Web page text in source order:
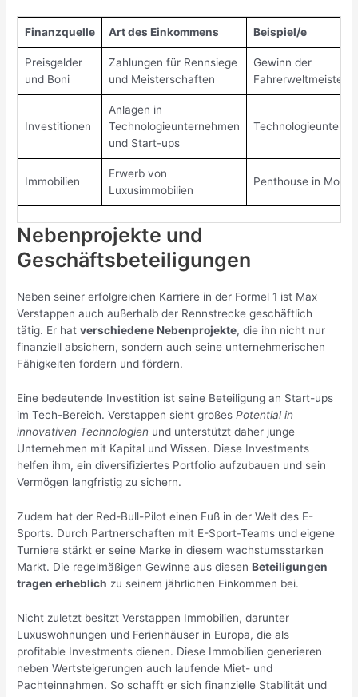
Finanzquelle Art des Einkommens Beispiel/e
Preisgelder
und Boni
Zahlungen für Rennsiege
und Meisterschaften
Gewinn der
Investitionen
Anlagen in
Technologieunternehmen
und Start-ups
Immobilien
Erwerb von
Luxusimmobilien
Penthouse in
Nebenprojekte und
Geschäftsbeteiligungen
Neben seiner erfolgreichen Karriere in der Formel 1 ist Max
Verstappen auch außerhalb der Rennstrecke geschäftlich
tätig. Er hatverschiedene Nebenprojekte, die ihn nicht nur
finanziell absichern, sondern auch seine unternehmerischen
Fähigkeiten fordern und fördern.
Eine bedeutende Investition ist seine Beteiligung an Start-ups
im Tech-Bereich. Verstappen sieht großesPotential in
innovativen Technologien und unterstützt daher junge
Unternehmen mit Kapital und Wissen. Diese Investments
helfen ihm, ein diversifiziertes Portfolio aufzubauen und sein
Vermögen langfristig zu sichern.
Zudem hat der Red-Bull-Pilot einen Fuß in der Welt des E-
Sports. Durch Partnerschaften mit E-Sport-Teams und eigene
Turniere stärkt er seine Marke in diesem wachstumsstarken
Markt. Die regelmäßigen Gewinne aus diesenBeteiligungen
tragen erheblich zu seinem jährlichen Einkommen bei.
Nicht zuletzt besitzt Verstappen Immobilien, darunter
Luxuswohnungen und Ferienhäuser in Europa, die als
profitable Investments dienen. Diese Immobilien generieren
neben Wertsteigerungen auch laufende Miet- und
Pachteinnahmen. So schafft er sich finanzielle Stabilität und